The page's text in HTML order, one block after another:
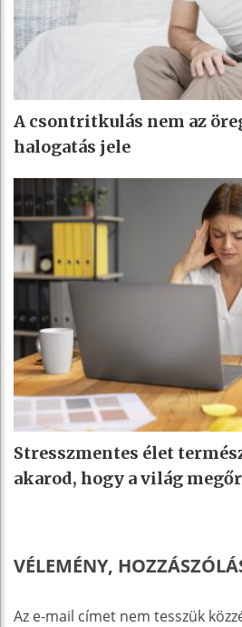
A csontritkulás nem az
halogatás jele
Stresszmentes élet
akarod, hogy a világ
VÉLEMÉNY,
Az e-mail címet nem tesszük